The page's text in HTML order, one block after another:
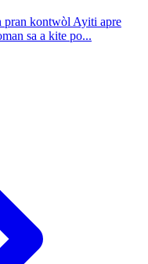
pran kontwòl Ayiti apre
sa a kite po...